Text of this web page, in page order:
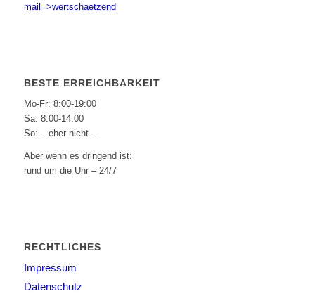
mail=>wertschaetzend
BESTE ERREICHBARKEIT
Mo-Fr: 8:00-19:00
Sa: 8:00-14:00
So: – eher nicht –
Aber wenn es dringend ist:
rund um die Uhr – 24/7
RECHTLICHES
Impressum
Datenschutz